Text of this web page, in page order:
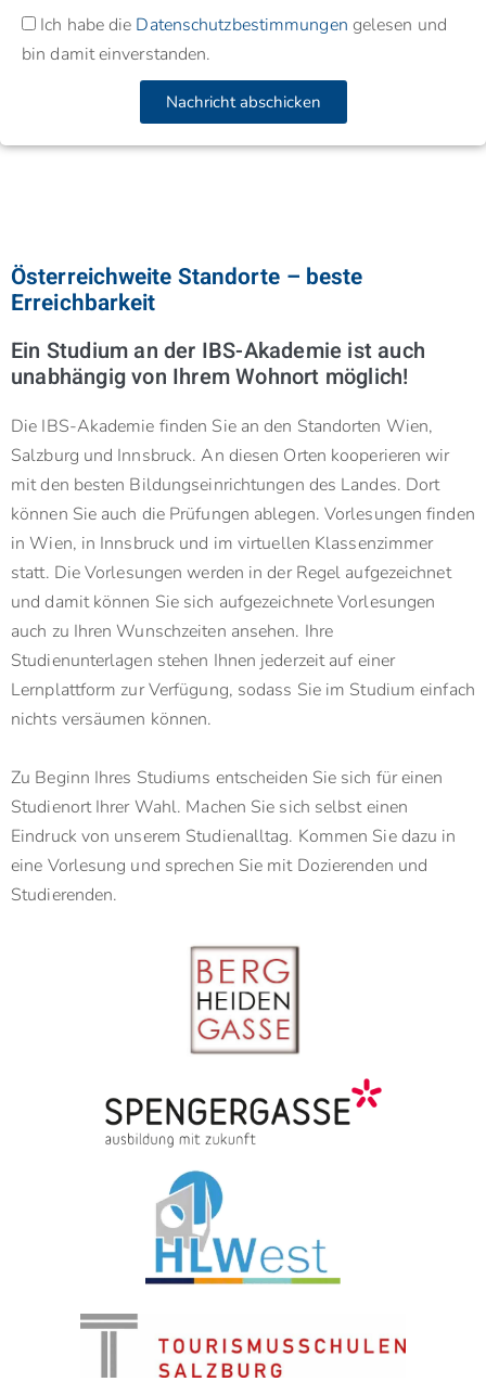
Ich habe die Datenschutzbestimmungen gelesen und
bin damit einverstanden.
Nachricht abschicken
Österreichweite Standorte – beste
Erreichbarkeit
Ein Studium an der IBS-Akademie ist auch
unabhängig von Ihrem Wohnort möglich!
Die IBS-Akademie finden Sie an den Standorten Wien,
Salzburg und Innsbruck. An diesen Orten kooperieren wir
mit den besten Bildungseinrichtungen des Landes. Dort
können Sie auch die Prüfungen ablegen. Vorlesungen finden
in Wien, in Innsbruck und im virtuellen Klassenzimmer
statt. Die Vorlesungen werden in der Regel aufgezeichnet
und damit können Sie sich aufgezeichnete Vorlesungen
auch zu Ihren Wunschzeiten ansehen. Ihre
Studienunterlagen stehen Ihnen jederzeit auf einer
Lernplattform zur Verfügung, sodass Sie im Studium einfach
nichts versäumen können.
Zu Beginn Ihres Studiums entscheiden Sie sich für einen
Studienort Ihrer Wahl. Machen Sie sich selbst einen
Eindruck von unserem Studienalltag. Kommen Sie dazu in
eine Vorlesung und sprechen Sie mit Dozierenden und
Studierenden.